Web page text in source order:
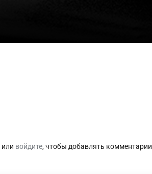
или войдите, чтобы добавлять комментарии